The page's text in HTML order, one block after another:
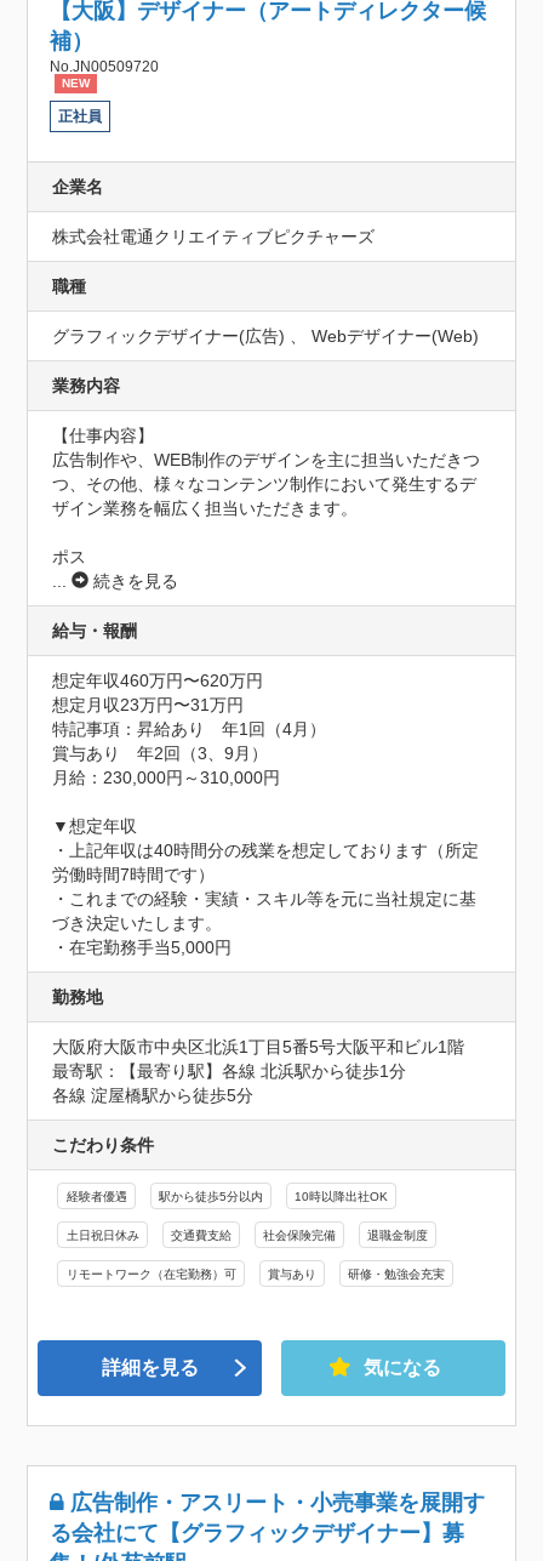
【大阪】デザイナー（アートディレクター候
補）
No.JN00509720
NEW
正社員
企業名
株式会社電通クリエイティブピクチャーズ
職種
グラフィックデザイナー(広告) 、 Webデザイナー(Web)
業務内容
【仕事内容】
広告制作や、WEB制作のデザインを主に担当いただきつ
つ、その他、様々なコンテンツ制作において発生するデ
ザイン業務を幅広く担当いただきます。
ポス
...
続きを見る
給与・報酬
想定年収460万円〜620万円
想定月収23万円〜31万円
特記事項：昇給あり　年1回（4月）
賞与あり　年2回（3、9月）
月給：230,000円～310,000円
▼想定年収
・上記年収は40時間分の残業を想定しております（所定
労働時間7時間です）
・これまでの経験・実績・スキル等を元に当社規定に基
づき決定いたします。
・在宅勤務手当5,000円
勤務地
大阪府大阪市中央区北浜1丁目5番5号大阪平和ビル1階
最寄駅：【最寄り駅】各線 北浜駅から徒歩1分
各線 淀屋橋駅から徒歩5分
こだわり条件
経験者優遇 駅から徒歩5分以内 10時以降出社OK
土日祝日休み 交通費支給 社会保険完備 退職金制度
リモートワーク（在宅勤務）可 賞与あり 研修・勉強会充実
詳細を見る 気になる
広告制作・アスリート・小売事業を展開す
る会社にて【グラフィックデザイナー】募